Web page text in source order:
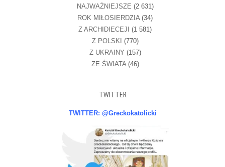
NAJWAŻNIEJSZE (2 631)
ROK MIŁOSIERDZIA(34)
Z ARCHIDIECEJI (1 581)
Z POLSKI (770)
Z UKRAINY (157)
ZE ŚWIATA(46)
TWITTER
TWITTER: @Greckokatolicki